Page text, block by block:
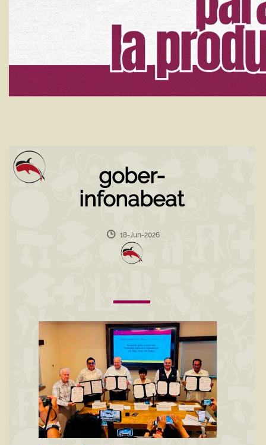
gober-
infonabeat
18-Jun-2026